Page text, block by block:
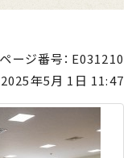
ページ番号：E031210
2025年5月 1日 11:47